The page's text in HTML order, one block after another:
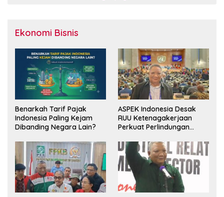
Ekonomi Bisnis
Benarkah Tarif Pajak
Indonesia Paling Kejam
Dibanding Negara Lain?
ASPEK Indonesia Desak
RUU Ketenagakerjaan
Perkuat Perlindungan
Pesangon